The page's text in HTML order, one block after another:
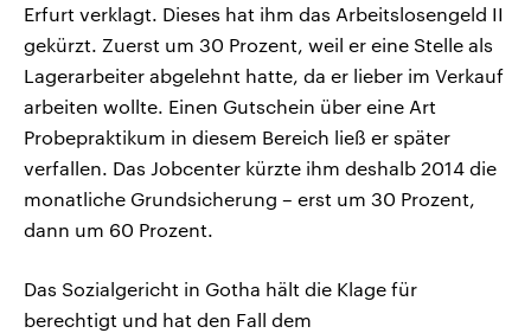
Erfurt verklagt. Dieses hat ihm das Arbeitslosengeld II
gekürzt. Zuerst um 30 Prozent, weil er eine Stelle als
Lagerarbeiter abgelehnt hatte, da er lieber im Verkauf
arbeiten wollte. Einen Gutschein über eine Art
Probepraktikum in diesem Bereich ließ er später
verfallen. Das Jobcenter kürzte ihm deshalb 2014 die
monatliche Grundsicherung – erst um 30 Prozent,
dann um 60 Prozent.
Das Sozialgericht in Gotha hält die Klage für
berechtigt und hat den Fall dem